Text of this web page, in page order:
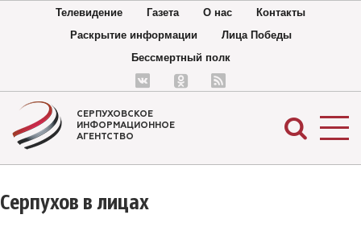
Телевидение Газета О нас
Контакты
Раскрытие информации
Лица Победы
Бессмертный полк
СЕРПУХОВСКОЕ
ИНФОРМАЦИОННОЕ
АГЕНТСТВО
Серпухов в лицах